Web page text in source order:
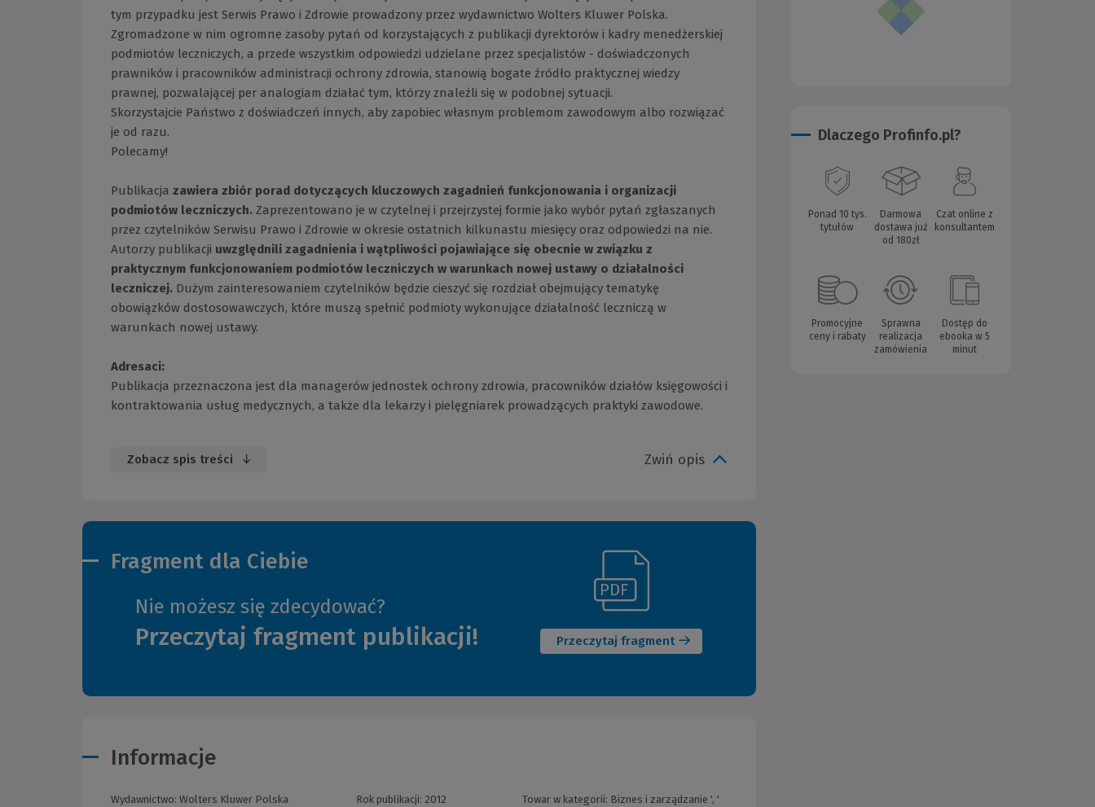
tym przypadku jest Serwis Prawo i Zdrowie prowadzony przez wydawnictwo Wolters Kluwer Polska.
Zgromadzone w nim ogromne zasoby pytań od korzystających z publikacji dyrektorów i kadry menedżerskiej
podmiotów leczniczych, a przede wszystkim odpowiedzi udzielane przez specjalistów - doświadczonych
prawników i pracowników administracji ochrony zdrowia, stanowią bogate źródło praktycznej wiedzy
prawnej, pozwalającej per analogiam działać tym, którzy znaleźli się w podobnej sytuacji.
Skorzystajcie Państwo z doświadczeń innych, aby zapobiec własnym problemom zawodowym albo rozwiązać
je od razu.
Polecamy!
Publikacja zawiera zbiór porad dotyczących kluczowych zagadnień funkcjonowania i organizacji
podmiotów leczniczych. Zaprezentowano je w czytelnej i przejrzystej formie jako wybór pytań zgłaszanych
przez czytelników Serwisu Prawo i Zdrowie w okresie ostatnich kilkunastu miesięcy oraz odpowiedzi na nie.
Autorzy publikacji uwzględnili zagadnienia i wątpliwości pojawiające się obecnie w związku z
praktycznym funkcjonowaniem podmiotów leczniczych w warunkach nowej ustawy o działalności
leczniczej. Dużym zainteresowaniem czytelników będzie cieszyć się rozdział obejmujący tematykę
obowiązków dostosowawczych, które muszą spełnić podmioty wykonujące działalność leczniczą w
warunkach nowej ustawy.
Adresaci:
Publikacja przeznaczona jest dla managerów jednostek ochrony zdrowia, pracowników działów księgowości i
kontraktowania usług medycznych, a także dla lekarzy i pielęgniarek prowadzących praktyki zawodowe.
Zobacz spis treści Zwiń opis
Fragment dla Ciebie
Nie możesz się zdecydować?
Przeczytaj fragment publikacji! Przeczytaj fragment
(Nowe
okno)
(Link
do
innej
strony)
Informacje
Wydawnictwo: Wolters Kluwer Polska
Rok publikacji: 2012
Towar w kategorii: Biznes i zarządzanie ', '
Dlaczego Profinfo.pl?
Ponad 10 tys.
tytułów
Darmowa
dostawa już
od 180zł
Czat online z
konsultantem
Promocyjne
ceny i rabaty
Sprawna
realizacja
zamówienia
Dostęp do
ebooka w 5
minut